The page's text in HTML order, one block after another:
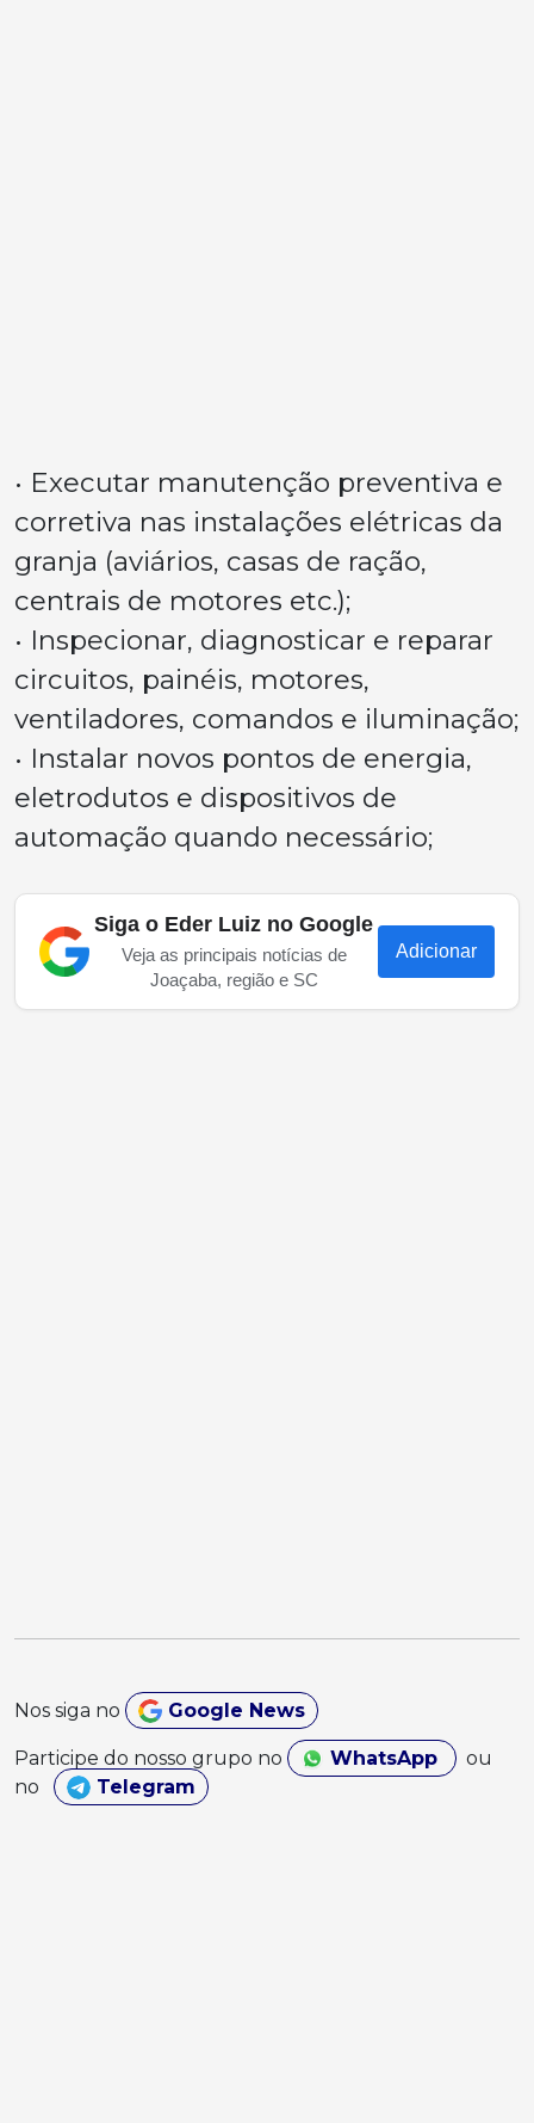
• Executar manutenção preventiva e
corretiva nas instalações elétricas da
granja (aviários, casas de ração,
centrais de motores etc.);
• Inspecionar, diagnosticar e reparar
circuitos, painéis, motores,
ventiladores, comandos e iluminação;
• Instalar novos pontos de energia,
eletrodutos e dispositivos de
automação quando necessário;
Siga o Eder Luiz no Google
Veja as principais notícias de
Joaçaba, região e SC
Adicionar
Nos siga no Google News
Participe do nosso grupo no WhatsApp
ou
no
Telegram